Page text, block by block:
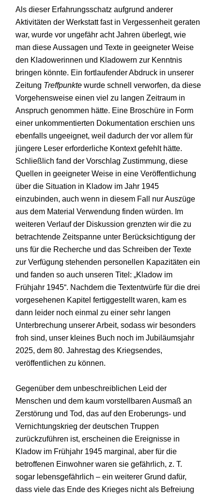
Als dieser Erfahrungsschatz aufgrund anderer
Aktivitäten der Werkstatt fast in Vergessenheit geraten
war, wurde vor ungefähr acht Jahren überlegt, wie
man diese Aussagen und Texte in geeigneter Weise
den Kladowerinnen und Kladowern zur Kenntnis
bringen könnte. Ein fortlaufender Abdruck in unserer
Zeitung Treffpunkte wurde schnell verworfen, da diese
Vorgehensweise einen viel zu langen Zeitraum in
Anspruch genommen hätte. Eine Broschüre in Form
einer unkommentierten Dokumentation erschien uns
ebenfalls ungeeignet, weil dadurch der vor allem für
jüngere Leser erforderliche Kontext gefehlt hätte.
Schließlich fand der Vorschlag Zustimmung, diese
Quellen in geeigneter Weise in eine Veröffentlichung
über die Situation in Kladow im Jahr 1945
einzubinden, auch wenn in diesem Fall nur Auszüge
aus dem Material Verwendung finden würden. Im
weiteren Verlauf der Diskussion grenzten wir die zu
betrachtende Zeitspanne unter Berücksichtigung der
uns für die Recherche und das Schreiben der Texte
zur Verfügung stehenden personellen Kapazitäten ein
und fanden so auch unseren Titel: „Kladow im
Frühjahr 1945“. Nachdem die Textentwürfe für die drei
vorgesehenen Kapitel fertiggestellt waren, kam es
dann leider noch einmal zu einer sehr langen
Unterbrechung unserer Arbeit, sodass wir besonders
froh sind, unser kleines Buch noch im Jubiläumsjahr
2025, dem 80. Jahrestag des Kriegsendes,
veröffentlichen zu können.
Gegenüber dem unbeschreiblichen Leid der
Menschen und dem kaum vorstellbaren Ausmaß an
Zerstörung und Tod, das auf den Eroberungs- und
Vernichtungskrieg der deutschen Truppen
zurückzuführen ist, erscheinen die Ereignisse in
Kladow im Frühjahr 1945 marginal, aber für die
betroffenen Einwohner waren sie gefährlich, z. T.
sogar lebensgefährlich – ein weiterer Grund dafür,
dass viele das Ende des Krieges nicht als Befreiung